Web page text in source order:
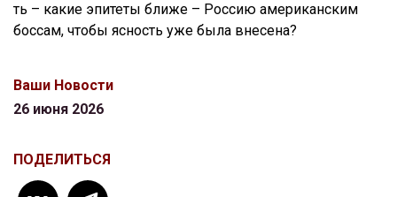
ть – какие эпитеты ближе – Россию американским
боссам, чтобы ясность уже была внесена?
Ваши Новости
26 июня 2026
ПОДЕЛИТЬСЯ